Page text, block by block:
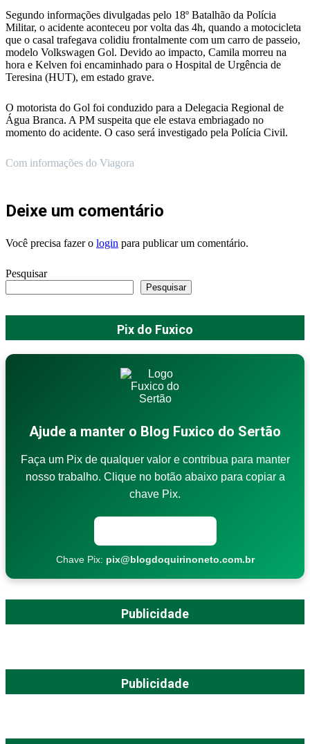
Segundo informações divulgadas pelo 18º Batalhão da Polícia
Militar, o acidente aconteceu por volta das 4h, quando a motocicleta
que o casal trafegava colidiu frontalmente com um carro de passeio,
modelo Volkswagen Gol. Devido ao impacto, Camila morreu na
hora e Kelven foi encaminhado para o Hospital de Urgência de
Teresina (HUT), em estado grave.
O motorista do Gol foi conduzido para a Delegacia Regional de
Água Branca. A PM suspeita que ele estava embriagado no
momento do acidente. O caso será investigado pela Polícia Civil.
Com informações do Viagora
Deixe um comentário
Você precisa fazer o login para publicar um comentário.
Pesquisar
Pesquisar
Pix do Fuxico
Ajude a manter o Blog Fuxico do Sertão
Faça um Pix de qualquer valor e contribua para manter
nosso trabalho. Clique no botão abaixo para copiar a
chave Pix.
Chave Pix: pix@blogdoquirinoneto.com.br
Publicidade
Publicidade